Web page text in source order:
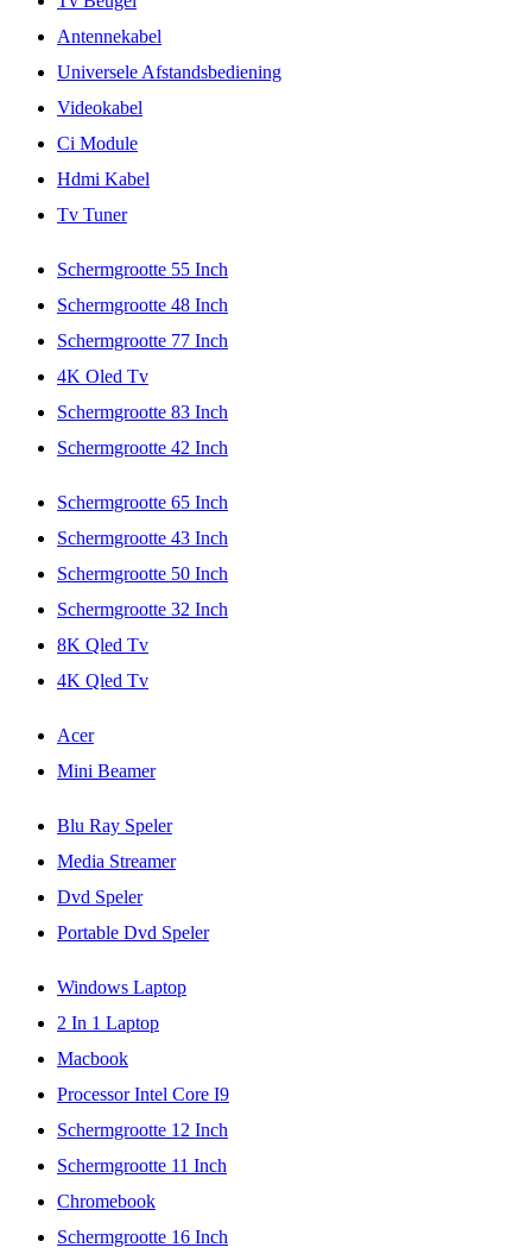
Antennekabel
Universele Afstandsbediening
Videokabel
Ci Module
Hdmi Kabel
Tv Tuner
Schermgrootte 55 Inch
Schermgrootte 48 Inch
Schermgrootte 77 Inch
4K Oled Tv
Schermgrootte 83 Inch
Schermgrootte 42 Inch
Schermgrootte 65 Inch
Schermgrootte 43 Inch
Schermgrootte 50 Inch
Schermgrootte 32 Inch
8K Qled Tv
4K Qled Tv
Acer
Mini Beamer
Blu Ray Speler
Media Streamer
Dvd Speler
Portable Dvd Speler
Windows Laptop
2 In 1 Laptop
Macbook
Processor Intel Core I9
Schermgrootte 12 Inch
Schermgrootte 11 Inch
Chromebook
Schermgrootte 16 Inch